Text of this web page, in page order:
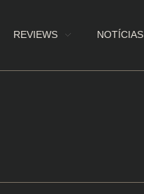
REVIEWS NOTÍCIAS